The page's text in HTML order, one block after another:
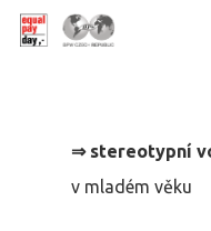
Hit enter to
⇒ stereotypní
v mladém věku